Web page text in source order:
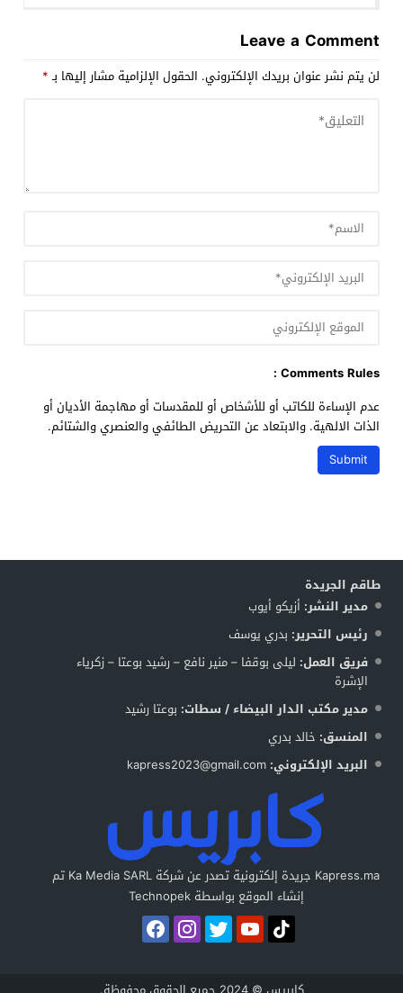
Leave a Comment
لن يتم نشر عنوان بريدك الإلكتروني. الحقول الإلزامية مشار إليها بـ*
Comments Rules :
عدم الإساءة للكاتب أو للأشخاص أو للمقدسات أو مهاجمة الأديان أو
الذات الالهية. والابتعاد عن التحريض الطائفي والعنصري والشتائم.
طاقم الجريدة
مدير النشر: أزيكو أيوب
رئيس التحرير: بدري يوسف
فريق العمل: ليلى بوقفا – منير نافع – رشيد بوعتا – زكرياء
الإشرة
مدير مكتب الدار البيضاء / سطات: بوعتا رشيد
المنسق: خالد بدري
البريد الإلكتروني: kapress2023@gmail.com
Kapress.ma جريدة إلكترونية تصدر عن شركة Ka Media SARL تم
إنشاء الموقع بواسطة Technopek